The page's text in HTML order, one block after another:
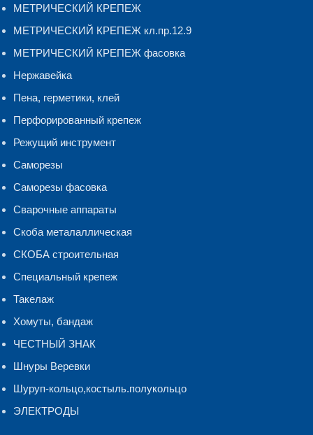
МЕТРИЧЕСКИЙ КРЕПЕЖ
МЕТРИЧЕСКИЙ КРЕПЕЖ кл.пр.12.9
МЕТРИЧЕСКИЙ КРЕПЕЖ фасовка
Нержавейка
Пена, герметики, клей
Перфорированный крепеж
Режущий инструмент
Саморезы
Саморезы фасовка
Сварочные аппараты
Скоба металаллическая
СКОБА строительная
Специальный крепеж
Такелаж
Хомуты, бандаж
ЧЕСТНЫЙ ЗНАК
Шнуры Веревки
Шуруп-кольцо,костыль.полукольцо
ЭЛЕКТРОДЫ